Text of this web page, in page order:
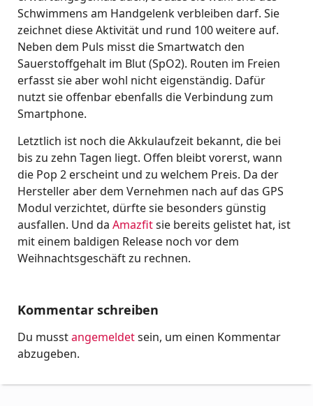
Schwimmens am Handgelenk verbleiben darf. Sie
zeichnet diese Aktivität und rund 100 weitere auf.
Neben dem Puls misst die Smartwatch den
Sauerstoffgehalt im Blut (SpO2). Routen im Freien
erfasst sie aber wohl nicht eigenständig. Dafür
nutzt sie offenbar ebenfalls die Verbindung zum
Smartphone.
Letztlich ist noch die Akkulaufzeit bekannt, die bei
bis zu zehn Tagen liegt. Offen bleibt vorerst, wann
die Pop 2 erscheint und zu welchem Preis. Da der
Hersteller aber dem Vernehmen nach auf das GPS
Modul verzichtet, dürfte sie besonders günstig
ausfallen. Und da Amazfitsie bereits gelistet hat, ist
mit einem baldigen Release noch vor dem
Weihnachtsgeschäft zu rechnen.
Kommentar schreiben
Du musstangemeldetsein, um einen Kommentar
abzugeben.